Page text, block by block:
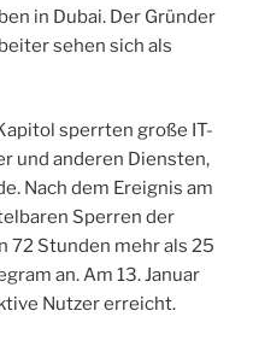
in Dubai. Der Gründer
sehen sich als
sperrten große IT-
und anderen Diensten,
Nach dem Ereignis am
Sperren der
72 Stunden mehr als 25
an. Am 13. Januar
Nutzer erreicht.